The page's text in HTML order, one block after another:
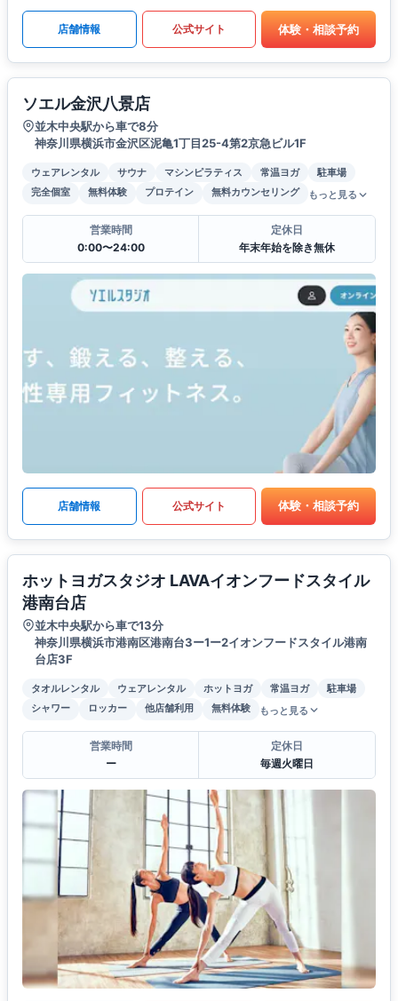
店舗情報 公式サイト 体験・相談予約
ソエル金沢八景店
並木中央駅から車で8分
神奈川県横浜市金沢区泥亀1丁目25-4第2京急ビル1F
ウェアレンタル サウナ マシンピラティス 常温ヨガ
駐車場
完全個室
無料体験 プロテイン 無料カウンセリング もっと見る
営業時間
0:00〜24:00
定休日
年末年始を除き無休
店舗情報 公式サイト 体験・相談予約
ホットヨガスタジオ LAVAイオンフードスタイル
港南台店
並木中央駅から車で13分
神奈川県横浜市港南区港南台3ー1ー2イオンフードスタイル港南
台店3F
タオルレンタル ウェアレンタル ホットヨガ 常温ヨガ
駐車場
シャワー
ロッカー 他店舗利用 無料体験 もっと見る
営業時間
ー
定休日
毎週火曜日